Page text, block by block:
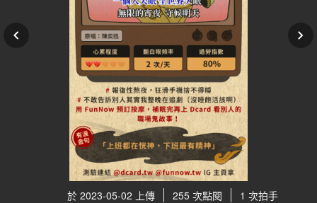
於 2023-05-02 上傳 255 次點閱 1 次拍手